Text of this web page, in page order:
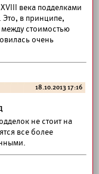
века подделками
в принципе,
стоимостью
очень
18.10.2013 17:16
не стоит на
все более